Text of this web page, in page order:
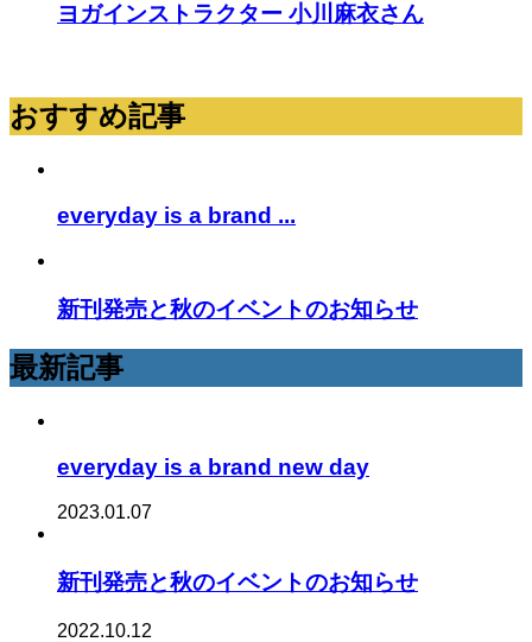
ヨガインストラクター 小川麻衣さん
おすすめ記事
everyday is a brand ...
新刊発売と秋のイベントのお知らせ
最新記事
everyday is a brand new day
2023.01.07
新刊発売と秋のイベントのお知らせ
2022.10.12